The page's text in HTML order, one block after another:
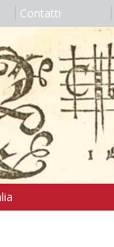
Contatti